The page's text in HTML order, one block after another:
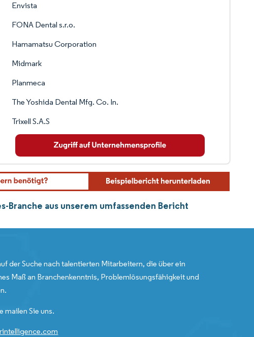
Envista
FONA Dental s.r.o.
Hamamatsu Corporation
Midmark
Planmeca
The Yoshida Dental Mfg. Co. In.
Trixell S.A.S
Branche aus unserem umfassenden Bericht
der Suche nach talentierten Mitarbeitern, die über ein
Maß an Branchenkenntnis, Problemlösungsfähigkeit und
mailen Sie uns.